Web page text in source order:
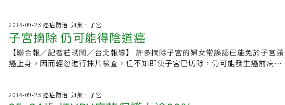
毒感染，過去的研究結果，有支持的也有不支持的，但支持保險套的研究比較
多。目前的共識是：保險套是可能預防感染菜花病毒的，特別是每次都用的人。
7. 菜花會復發嗎？答：以目前的治療方法，菜花會復發的機率不低，復發率從
10%到90%都有人報告過。菜花的治療方式請看去年九月的文章。常用的治療方
式，幾乎都是利用物理或化學方式破壞病灶，對於菜花病毒沒辦法清除，因此容
花。8. HPV疫苗可以預防生殖器菜花復發嗎？答：HPV疫苗的其中一種「嘉喜」
苗，建立預防HPV病毒的免疫力，且愈早接種愈早開始有保護，進而幫助遠離子
宮頸癌、子宮頸腺癌、外陰癌、陰道癌癌前病變及菜花的威脅。 另外，口交前也
要特別注意衛生清潔，並全程戴保險套以減少病毒感染風險。認識HPV病毒一般
而言，約90%的人HPV在體內可自行清除，但在免疫力差時，HPV病毒則會在體
侵犯到眼、鼻、口腔及咽喉黏膜，且目前世界衛生組織已經正式確認子宮頸癌與
須手術將其切除；而4B則是腫瘤已全身轉移，此時不建議手術，只適合做化療。
其他不適合手術的狀況，包括腫瘤已轉移淋巴腺、腫瘤過大，或長得太深，甚至
深入血管腔，易順著血流全身轉移。子宮頸癌的五年存活期，從第1期近9成5，到
第4期約2至3成；而早期治療仍有約2成病人可能復發。藥物：用藥有突破 存活期
延長 1.1980年到1990年，治療子宮頸癌，以白金類藥物為主，再加
病人的第一線用藥。不過，這類用藥，也有讓病人白血球數減少、抵抗力變弱，
陰道癌；而梅毒、慢性肉芽腫患者也有較高的罹患率。這種病的臨床表現包括外
陰長期搔癢、合併腫塊、出血、異常分泌物，病灶則呈現潰瘍、白色凸起斑塊，
或是菜花狀、黑色素塊。大部分病變長在大陰唇上，但黑色素瘤則好發在小陰
唇，因此外陰若出現潰瘍、腫塊、色素斑塊，都需當心是否為惡性腫瘤。外陰癌
等久治不癒時，都應及早警覺；而醫師見到外陰不明原因的潰瘍、白斑、黑斑、
雅圖進行，是觀察HPV16型病毒相關的疾病發生 (子宮頸癌前病變) ，本研究共
290名婦女參與、長達8到9.5年的追蹤，其中未發現任何與造成子宮頸癌的病毒之
一HPV16型病毒相關的疾病發生 (子宮頸癌前病變)，施打安慰劑的對照組則有出
現相關疾病，其中已有部分施打子宮頸癌疫苗的女性已經追蹤達9.5年，這是目前
文獻記載針對子宮頸癌疫苗保護力最長的研究！經過九年多來的追蹤研究，接種
是導致女性罹患子宮頸癌得最主要元凶，一半患者都是感染了此類型病毒，以致
2014-09-23 癌症防治.卵巢．子宮
子宮摘除 仍可能得陰道癌
【聯合報／記者莊琇閔／台北報導】 許多摘除子宮的婦女常誤認已能免於子宮頸
癌上身，因而輕忽進行抹片檢查，但不知即使子宮已切除，仍可能發生癌前病
宮頸細胞病變，在醫師建議下將子宮摘除。雖然當時病理報告，顯示手術切口刀
2014-09-23 癌症防治.卵巢．子宮